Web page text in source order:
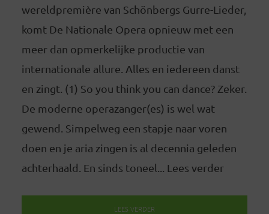
wereldpremière van Schönbergs Gurre-Lieder,
komt De Nationale Opera opnieuw met een
meer dan opmerkelijke productie van
internationale allure. Alles en iedereen danst
en zingt. (1) So you think you can dance? Zeker.
De moderne operazanger(es) is wel wat
gewend. Simpelweg een stapje naar voren
doen en je aria zingen is al decennia geleden
achterhaald. En sinds toneel... Lees verder
LEES VERDER